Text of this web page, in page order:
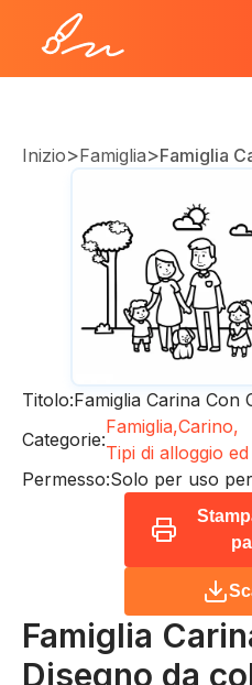
Inizio>Famiglia>Famiglia
Titolo:Famiglia Carina Con
Categorie:
Famiglia,Carino,
Tipi di alloggio
Permesso:Solo per uso
Famiglia
Disegno da